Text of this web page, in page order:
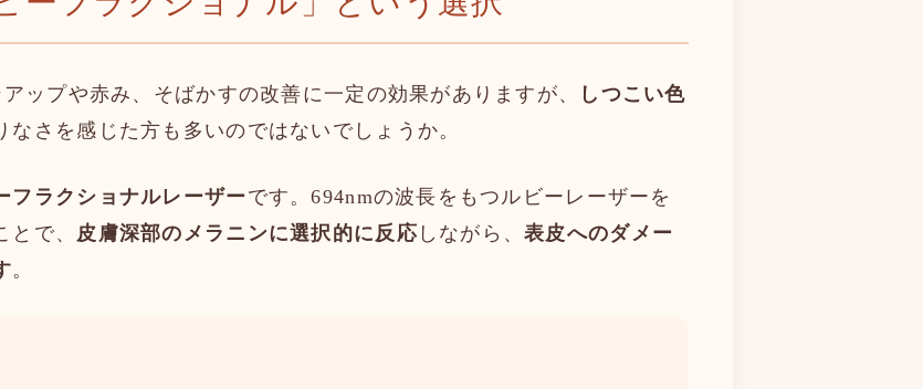
ップや赤み、そばかすの改善に一定の効果がありますが、
しつこい色
なさを感じた方も多いのではないでしょうか。
フラクショナルレーザー です。694nmの波長をもつルビーレーザーを
で、 皮膚深部のメラニンに選択的に反応 しながら、表皮へのダメー
。